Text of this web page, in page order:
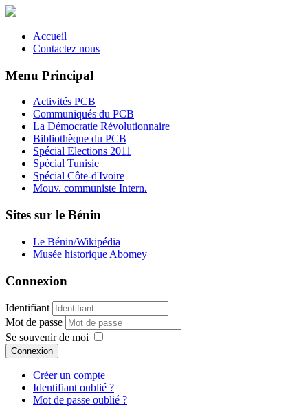
Accueil
Contactez nous
Menu Principal
Activités PCB
Communiqués du PCB
La Démocratie Révolutionnaire
Bibliothèque du PCB
Spécial Elections 2011
Spécial Tunisie
Spécial Côte-d'Ivoire
Mouv. communiste Intern.
Sites sur le Bénin
Le Bénin/Wikipédia
Musée historique Abomey
Connexion
Identifiant
Mot de passe
Se souvenir de moi
Connexion
Créer un compte
Identifiant oublié ?
Mot de passe oublié ?